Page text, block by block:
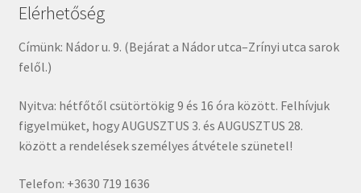
Elérhetőség
Címünk: Nádor u. 9. (Bejárat a Nádor utca–Zrínyi utca sarok
felől.)
Nyitva: hétfőtől csütörtökig 9 és 16 óra között. Felhívjuk
figyelmüket, hogy AUGUSZTUS 3. és AUGUSZTUS 28.
között a rendelések személyes átvétele szünetel!
Telefon: +3630 719 1636